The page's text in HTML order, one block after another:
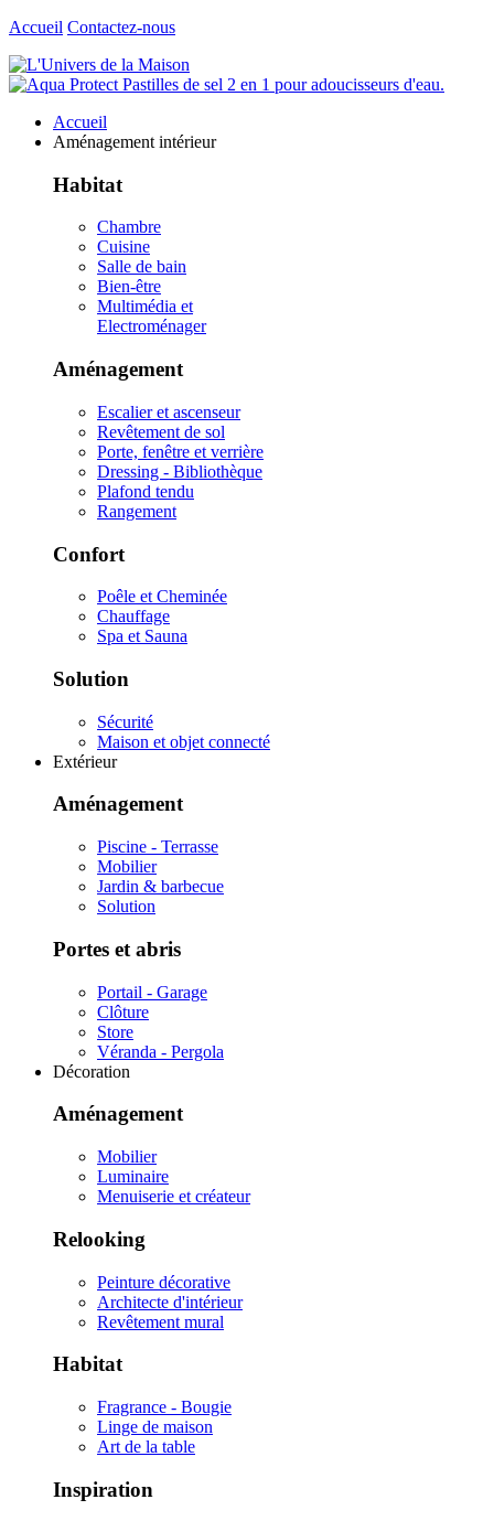
Accueil Contactez-nous
Accueil
Aménagement intérieur
Habitat
Chambre
Cuisine
Salle de bain
Bien-être
Multimédia et
Electroménager
Aménagement
Escalier et ascenseur
Revêtement de sol
Porte, fenêtre et verrière
Dressing - Bibliothèque
Plafond tendu
Rangement
Confort
Poêle et Cheminée
Chauffage
Spa et Sauna
Solution
Sécurité
Maison et objet connecté
Extérieur
Aménagement
Piscine - Terrasse
Mobilier
Jardin & barbecue
Solution
Portes et abris
Portail - Garage
Clôture
Store
Véranda - Pergola
Décoration
Aménagement
Mobilier
Luminaire
Menuiserie et créateur
Relooking
Peinture décorative
Architecte d'intérieur
Revêtement mural
Habitat
Fragrance - Bougie
Linge de maison
Art de la table
Inspiration